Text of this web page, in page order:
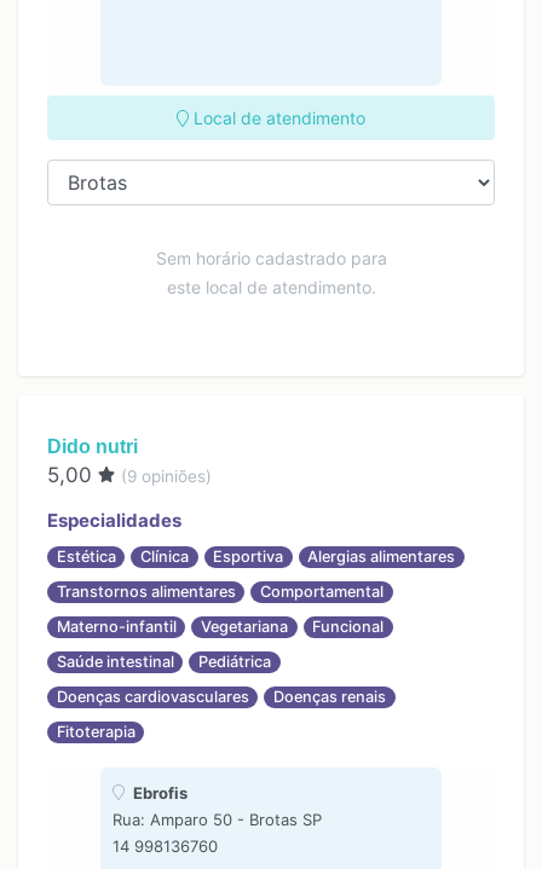
Local de atendimento
Sem horário cadastrado para
este local de atendimento.
Dido nutri
5,00 (9 opiniões)
Especialidades
Estética Clínica Esportiva
Alergias alimentares
Transtornos alimentares
Comportamental
Materno-infantil
Vegetariana
Funcional
Saúde intestinal
Pediátrica
Doenças cardiovasculares
Doenças renais
Fitoterapia
Ebrofis
Rua: Amparo 50 - Brotas SP
14 998136760